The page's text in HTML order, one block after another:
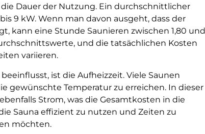
Dauer der Nutzung. Ein durchschnittlicher
9 kW. Wenn man davon ausgeht, dass der
kann eine Stunde Saunieren zwischen 1,80 und
und die tatsächlichen Kosten
variieren.
ist die Aufheizzeit. Viele Saunen
gewünschte Temperatur zu erreichen. In dieser
Strom, was die Gesamtkosten in die
Sauna effizient zu nutzen und Zeiten zu
möchten.